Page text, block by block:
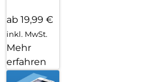
ab 19,99 €
inkl. MwSt.
Mehr
erfahren